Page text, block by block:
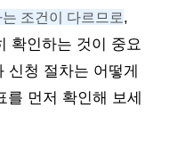
조건이 다르므로,
확인하는 것이 중요
신청 절차는 어떻게
를 먼저 확인해 보세